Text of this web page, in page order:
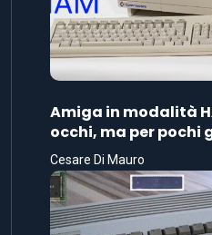
Amiga in modalità
occhi, ma per pochi
Cesare Di Mauro